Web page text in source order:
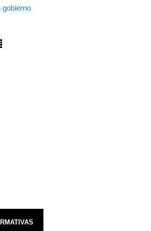
gobierno